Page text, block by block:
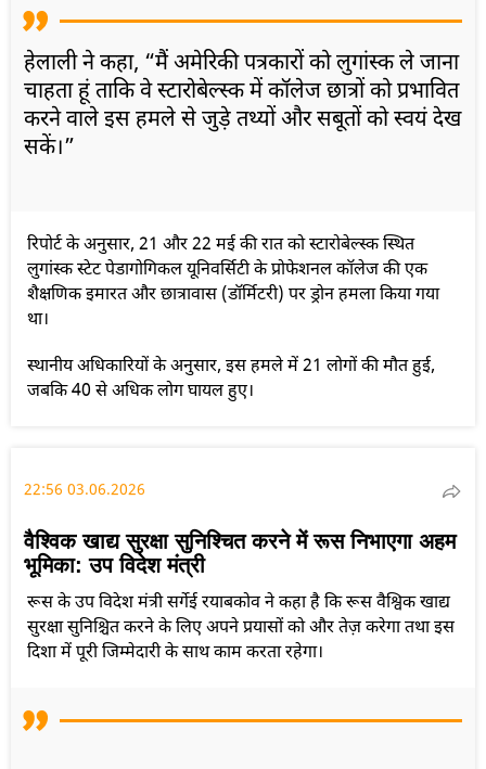
हेलाली ने कहा, “मैं अमेरिकी पत्रकारों को लुगांस्क ले जाना
चाहता हूं ताकि वे स्टारोबेल्स्क में कॉलेज छात्रों को प्रभावित
करने वाले इस हमले से जुड़े तथ्यों और सबूतों को स्वयं देख
सकें।”
रिपोर्ट के अनुसार, 21 और 22 मई की रात को स्टारोबेल्स्क स्थित
लुगांस्क स्टेट पेडागोगिकल यूनिवर्सिटी के प्रोफेशनल कॉलेज की एक
शैक्षणिक इमारत और छात्रावास (डॉर्मिटरी) पर ड्रोन हमला किया गया
था।
स्थानीय अधिकारियों के अनुसार, इस हमले में 21 लोगों की मौत हुई,
जबकि 40 से अधिक लोग घायल हुए।
22:56 03.06.2026
वैश्विक खाद्य सुरक्षा सुनिश्चित करने में रूस निभाएगा अहम
भूमिका: उप विदेश मंत्री
रूस के उप विदेश मंत्री सर्गेई रयाबकोव ने कहा है कि रूस वैश्विक खाद्य
सुरक्षा सुनिश्चित करने के लिए अपने प्रयासों को और तेज़ करेगा तथा इस
दिशा में पूरी जिम्मेदारी के साथ काम करता रहेगा।